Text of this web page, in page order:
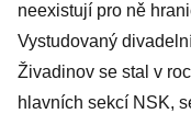
neexistují pro ně
Vystudovaný
Živadinov se stal v
hlavních sekcí NSK,